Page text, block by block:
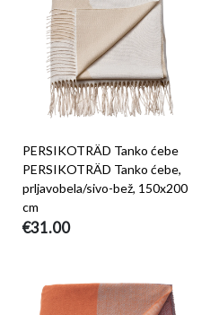
PERSIKOTRÄD Tanko ćebe
PERSIKOTRÄD Tanko ćebe,
prljavobela/sivo-bež, 150x200
cm
€31.00